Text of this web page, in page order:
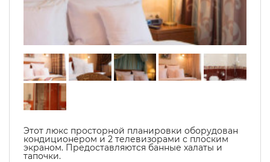
Этот люкс просторной планировки оборудован
кондиционером и 2 телевизорами с плоским
экраном. Предоставляются банные халаты и
тапочки.